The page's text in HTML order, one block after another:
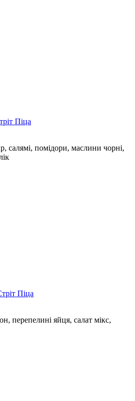
салямі, помідори, маслини чорні,
перепелині яйця, салат мікс,